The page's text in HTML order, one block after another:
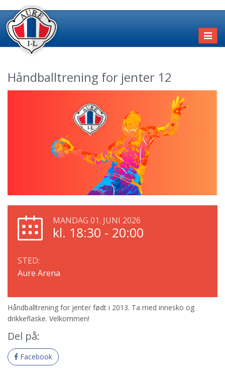
Håndballtrening for jenter 12
MANDAG 01. JUNI 2026
kl. 18:30 - 20:00
STED:
Aure Arena
Håndballtrening for jenter født i 2013. Ta med innesko og
drikkeflaske. Velkommen!
Del på:
Facebook